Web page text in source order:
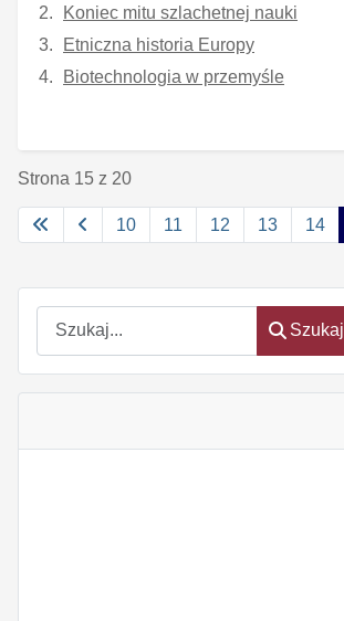
Szukaj
Szukaj
Koniec mitu szlachetnej nauki
Etniczna historia Europy
Biotechnologia w przemyśle
Strona 15 z 20
10 11 12 13 14